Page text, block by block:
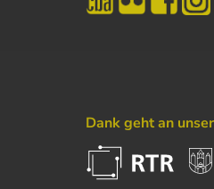
Dank geht an